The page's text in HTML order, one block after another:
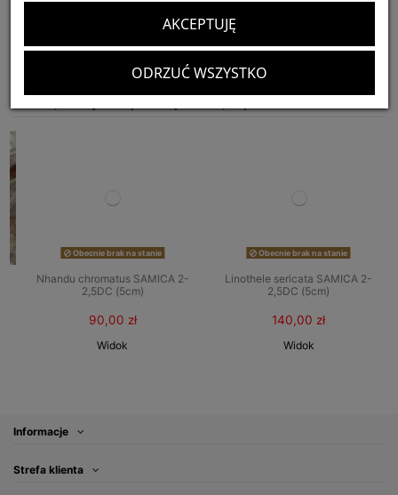
Obecnie brak na stanie
Nhandu chromatus SAMICA 2-
2,5DC (5cm)
90,00 zł
Widok
Obecnie brak na stanie
Linothele sericata SAMICA 2-
2,5DC (5cm)
140,00 zł
Widok
Informacje
Strefa klienta
ODRZUĆ WSZYSTKO
AKCEPTUJĘ